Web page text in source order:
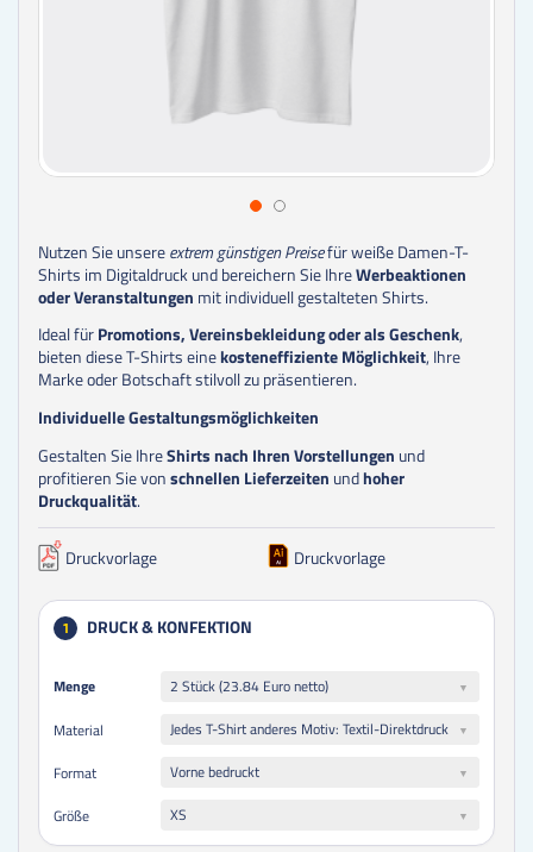
Nutzen Sie unsereextrem günstigen Preisefür weiße Damen-T-
Shirts im Digitaldruck und bereichern Sie IhreWerbeaktionen
oder Veranstaltungen mit individuell gestalteten Shirts.
Ideal fürPromotions, Vereinsbekleidung oder als Geschenk,
bieten diese T-Shirts einekosteneffiziente Möglichkeit, Ihre
Marke oder Botschaft stilvoll zu präsentieren.
Individuelle Gestaltungsmöglichkeiten
Gestalten Sie IhreShirts nach Ihren Vorstellungen und
profitieren Sie vonschnellen Lieferzeiten undhoher
Druckqualität.
Druckvorlage Druckvorlage
1 DRUCK & KONFEKTION
Menge 2 Stück (23.84 Euro netto)
Menge
Material
Jedes T-Shirt anderes Motiv: Textil-Direktdruck
Format
Vorne bedruckt
Größe
XS